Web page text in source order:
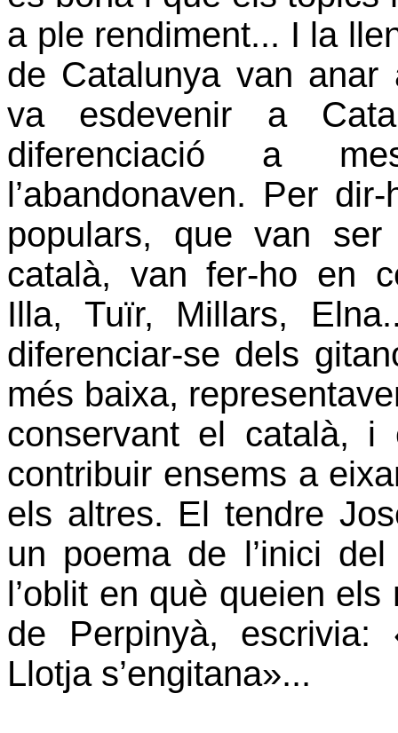
a ple rendiment... I la
de Catalunya van
va esdevenir a
diferenciació a
l’abandonaven. Per
populars, que van
català, van fer-ho en
Illa, Tuïr, Millars,
diferenciar-se dels
més baixa,
conservant el català, i
contribuir ensems a
els altres. El tendre
un poema de l’inici
l’oblit en què queien
de Perpinyà,
Llotjas’engitana»...